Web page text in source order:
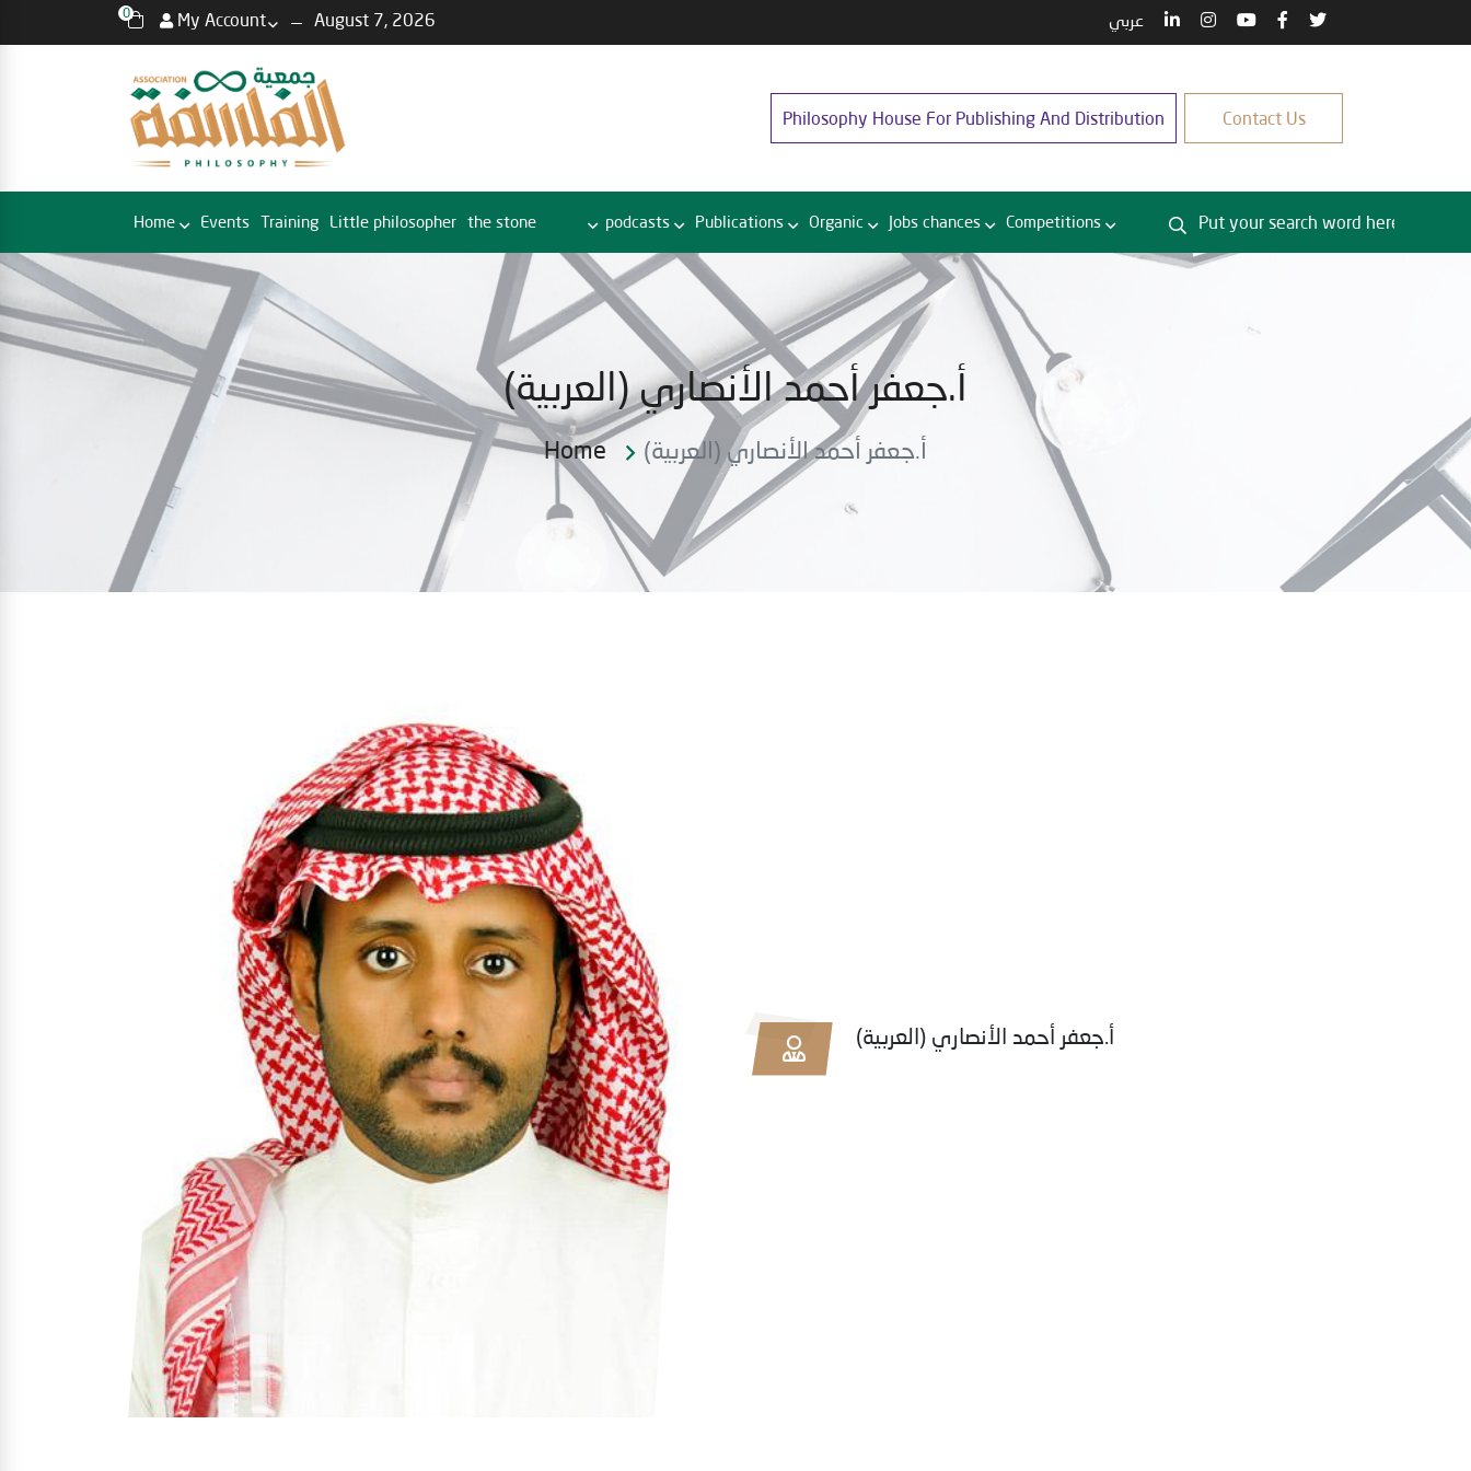
0 My Account August 7, 2026 عربي
Philosophy House For Publishing And Distribution Contact Us
Home Events Training Little philosopher the stone podcasts Publications Organic Jobs chances Competitions
(العربية) أ.جعفر أحمد الأنصاري
Home (العربية) أ.جعفر أحمد الأنصاري
(العربية) أ.جعفر أحمد الأنصاري